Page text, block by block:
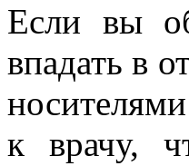
Если вы
впадать в
к врачу,